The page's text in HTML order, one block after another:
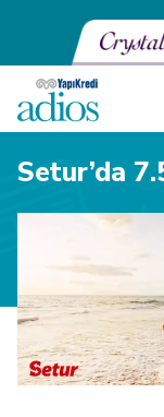
Setur’da